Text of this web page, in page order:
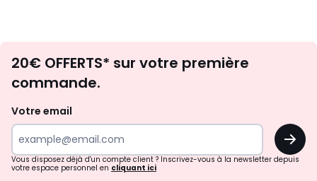
d'inspirations
surprises?
20€ OFFERTS* sur votre première
commande.
Votre email
OK
Vous disposez déjà d'un compte client ? Inscrivez-vous à la newsletter depuis
votre espace personnel en cliquant ici